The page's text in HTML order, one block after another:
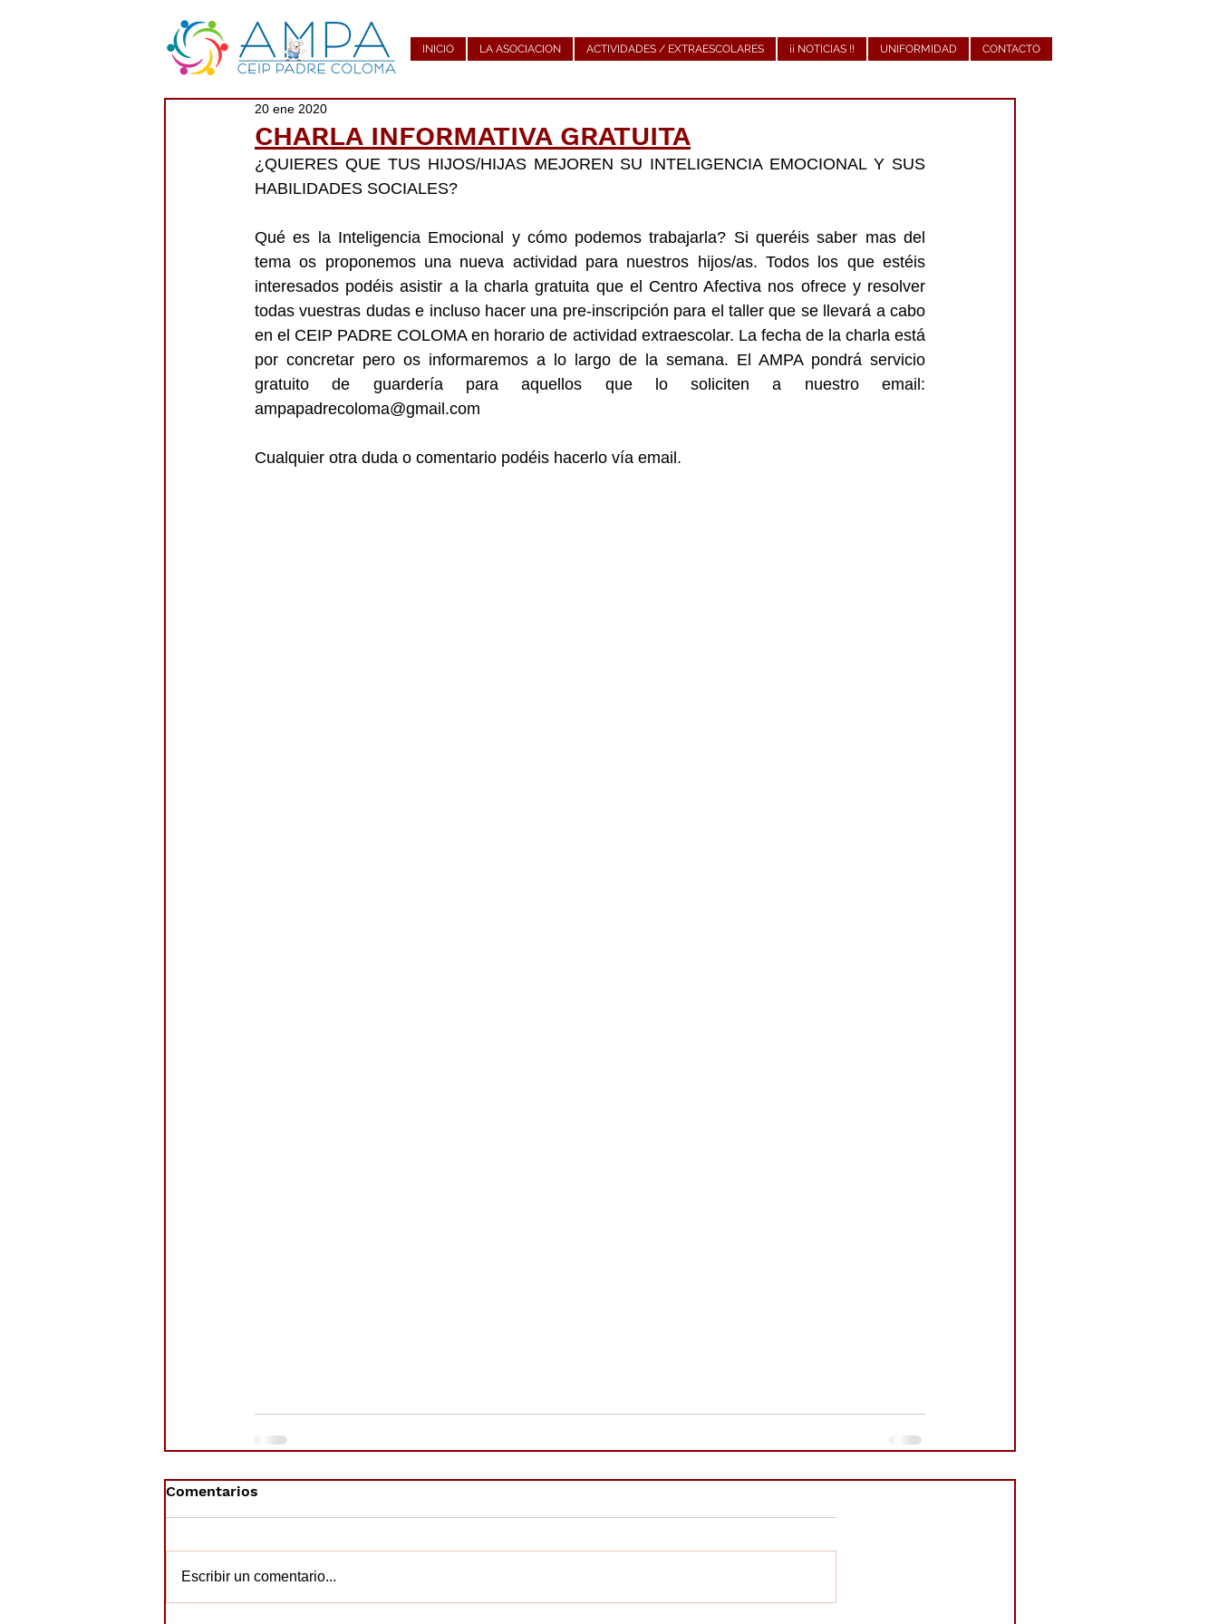
INICIO LA ASOCIACION ACTIVIDADES / EXTRAESCOLARES ¡¡ NOTICIAS !! UNIFORMIDAD CONTACTO
CHARLA INFORMATIVA GRATUITA
20 ene 2020
¿QUIERES QUE TUS HIJOS/HIJAS MEJOREN SU INTELIGENCIA EMOCIONAL Y SUS
HABILIDADES SOCIALES?
Qué es la Inteligencia Emocional y cómo podemos trabajarla? Si queréis saber mas del
tema os proponemos una nueva actividad para nuestros hijos/as. Todos los que estéis
interesados podéis asistir a la charla gratuita que el Centro Afectiva nos ofrece y resolver
todas vuestras dudas e incluso hacer una pre-inscripción para el taller que se llevará a cabo
en el CEIP PADRE COLOMA en horario de actividad extraescolar. La fecha de la charla está
por concretar pero os informaremos a lo largo de la semana. El AMPA pondrá servicio
gratuito de guardería para aquellos que lo soliciten a nuestro email:
ampapadrecoloma@gmail.com
Cualquier otra duda o comentario podéis hacerlo vía email.
Comentarios
Escribir un comentario...